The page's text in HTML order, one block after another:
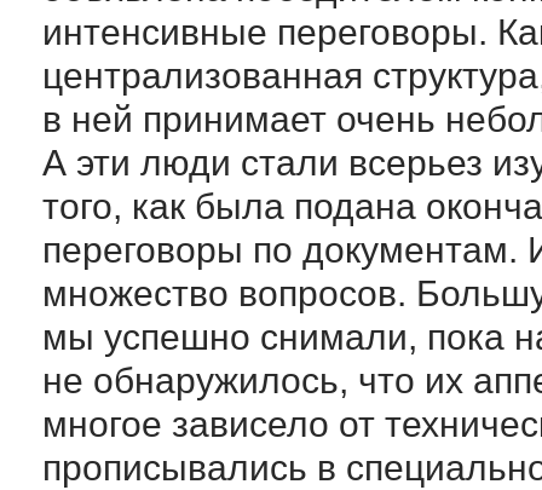
интенсивные переговоры.
централизованная
в ней принимает очень
А эти люди стали всерьез
того, как была подана
переговоры по документам.
множество вопросов.
мы успешно снимали, пока
не обнаружилось, что их
многое зависело от
прописывались в